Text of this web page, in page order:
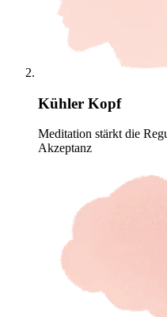
Kühler Kopf
Meditation stärkt die
Akzeptanz